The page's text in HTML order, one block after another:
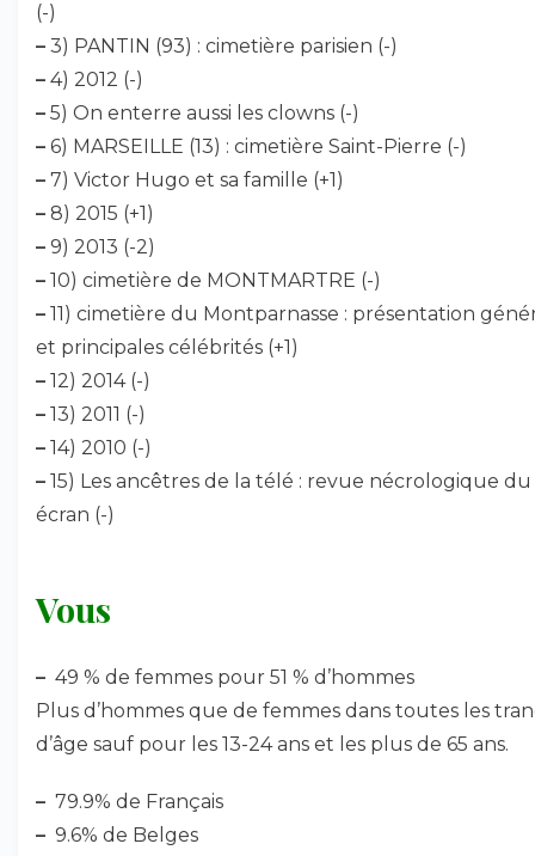
(-)
– 3) PANTIN (93) : cimetière parisien (-)
– 4) 2012 (-)
– 5) On enterre aussi les clowns (-)
– 6) MARSEILLE (13) : cimetière Saint-Pierre (-)
– 7) Victor Hugo et sa famille (+1)
– 8) 2015 (+1)
– 9) 2013 (-2)
– 10) cimetière de MONTMARTRE (-)
– 11) cimetière du Montparnasse : présentation
et principales célébrités (+1)
– 12) 2014 (-)
– 13) 2011 (-)
– 14) 2010 (-)
– 15) Les ancêtres de la télé : revue nécrologique
écran (-)
Vous
– 49 % de femmes pour 51 % d’hommes
Plus d’hommes que de femmes dans toutes les
d’âge sauf pour les 13-24 ans et les plus de 65 ans.
– 79.9% de Français
– 9.6% de Belges